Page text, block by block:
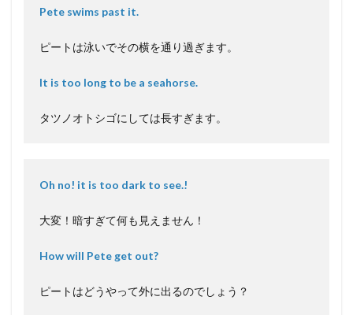
Pete swims past it.
ピートは泳いでその横を通り過ぎます。
It is too long to be a seahorse.
タツノオトシゴにしては長すぎます。
Oh no! it is too dark to see.!
大変！暗すぎて何も見えません！
How will Pete get out?
ピートはどうやって外に出るのでしょう？